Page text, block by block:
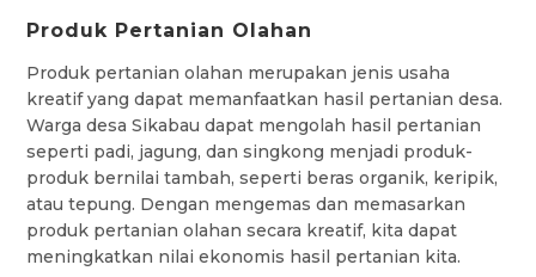
Produk Pertanian Olahan
Produk pertanian olahan merupakan jenis usaha
kreatif yang dapat memanfaatkan hasil pertanian desa.
Warga desa Sikabau dapat mengolah hasil pertanian
seperti padi, jagung, dan singkong menjadi produk-
produk bernilai tambah, seperti beras organik, keripik,
atau tepung. Dengan mengemas dan memasarkan
produk pertanian olahan secara kreatif, kita dapat
meningkatkan nilai ekonomis hasil pertanian kita.